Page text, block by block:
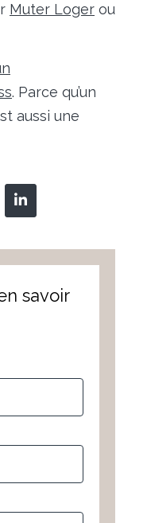
Muter Loger ou
. Parce qu’un
aussi une
savoir